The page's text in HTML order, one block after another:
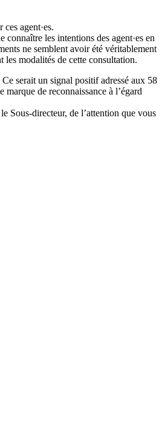
agent·es.
les intentions des agent·es en
ne semblent avoir été véritablement
les modalités de cette consultation.
serait un signal positif adressé aux 58
de reconnaissance à l’égard
Sous-directeur, de l’attention que vous